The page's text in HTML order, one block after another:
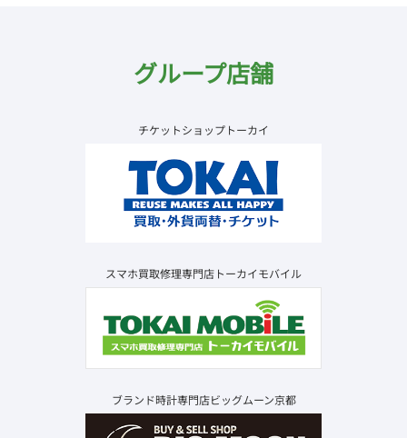
グループ店舗
チケットショップトーカイ
スマホ買取修理専門店トーカイモバイル
ブランド時計専門店ビッグムーン京都